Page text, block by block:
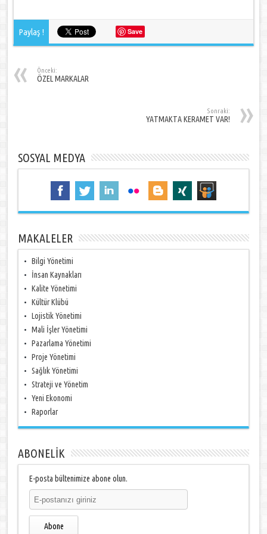
Paylaş ! Save
Önceki:
ÖZEL MARKALAR
Sonraki:
YATMAKTA KERAMET VAR!
SOSYAL MEDYA
MAKALELER
Bilgi Yönetimi
İnsan Kaynakları
Kalite Yönetimi
Kültür Klübü
Lojistik Yönetimi
Mali İşler Yönetimi
Pazarlama Yönetimi
Proje Yönetimi
Sağlık Yönetimi
Strateji ve Yönetim
Yeni Ekonomi
Raporlar
ABONELİK
E-posta bültenimize abone olun.
Abone